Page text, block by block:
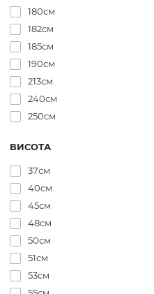
180см
182см
185см
190см
213см
240см
250см
ВИСОТА
37см
40см
45см
48см
50см
51см
53см